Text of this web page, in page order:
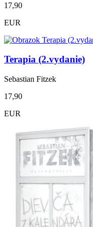
17,90
EUR
Terapia (2.vydanie)
Sebastian Fitzek
17,90
EUR